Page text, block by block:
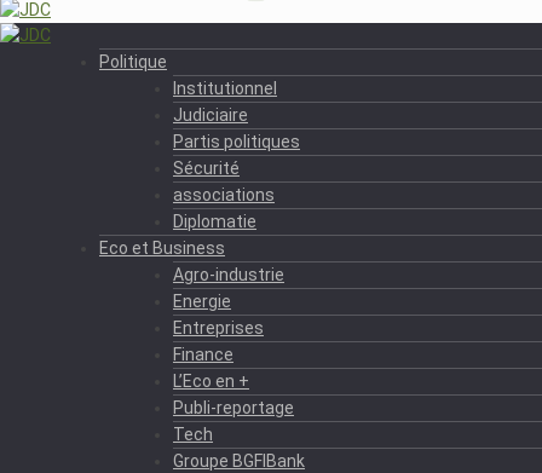
Politique
Institutionnel
Judiciaire
Partis politiques
Sécurité
associations
Diplomatie
Eco et Business
Agro-industrie
Energie
Entreprises
Finance
L’Eco en +
Publi-reportage
Tech
Groupe BGFIBank